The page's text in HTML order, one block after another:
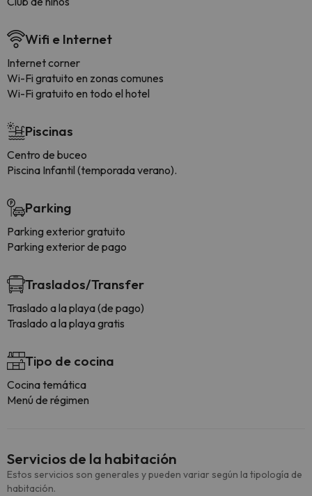
Wifi e Internet
Internet corner
Wi-Fi gratuito en zonas comunes
Wi-Fi gratuito en todo el hotel
Piscinas
Centro de buceo
Piscina Infantil (temporada verano).
Parking
Parking exterior gratuito
Parking exterior de pago
Traslados/Transfer
Traslado a la playa (de pago)
Traslado a la playa gratis
Tipo de cocina
Cocina temática
Menú de régimen
Servicios de la habitación
Estos servicios son generales y pueden variar según la tipología de
habitación.